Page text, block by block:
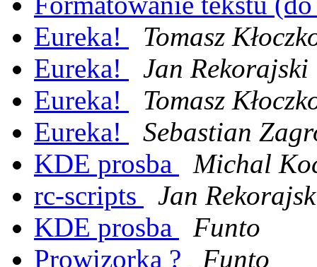
Eureka!
Tomasz
Eureka!
Jan Rekorajski
Eureka!
Tomasz
Eureka!
Sebastian
KDE prosba
Michal
rc-scripts
Jan
KDE prosba
Funto
Prowizorka ?
Funto